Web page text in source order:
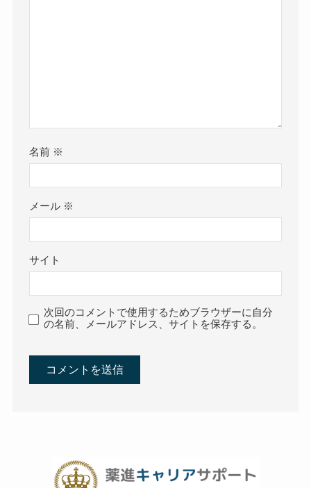
名前 ※
メール ※
サイト
次回のコメントで使用するためブラウザーに自分
の名前、メールアドレス、サイトを保存する。